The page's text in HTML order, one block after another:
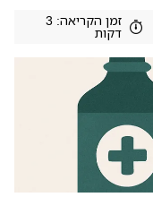
זמן הקריאה: 3
דקות